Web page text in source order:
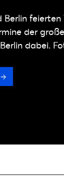
Berlin
der
dabei.